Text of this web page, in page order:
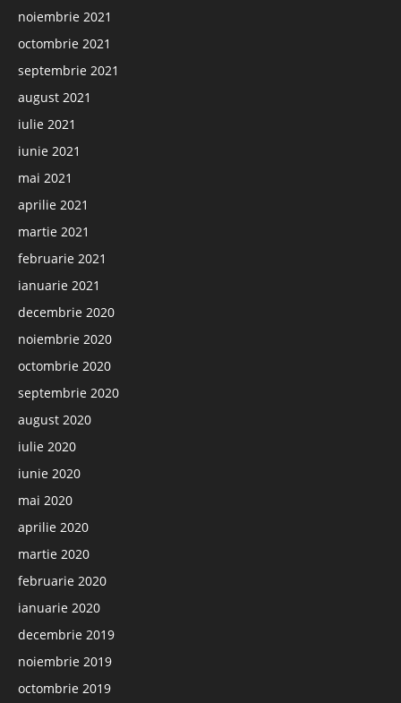
noiembrie 2021
octombrie 2021
septembrie 2021
august 2021
iulie 2021
iunie 2021
mai 2021
aprilie 2021
martie 2021
februarie 2021
ianuarie 2021
decembrie 2020
noiembrie 2020
octombrie 2020
septembrie 2020
august 2020
iulie 2020
iunie 2020
mai 2020
aprilie 2020
martie 2020
februarie 2020
ianuarie 2020
decembrie 2019
noiembrie 2019
octombrie 2019